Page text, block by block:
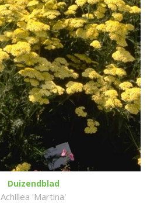
Duizendblad
Achillea 'Martina'